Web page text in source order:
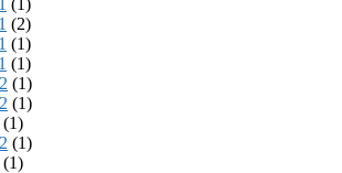
(2)
(1)
(1)
(1)
(1)
(1)
(1)
(1)